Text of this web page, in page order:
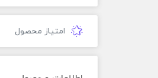
امتیاز محصول